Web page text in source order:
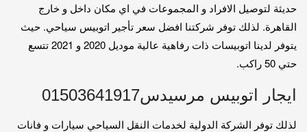
حديثة لتوصيل الافراد و المجموعات في اي مكان داخل و خارج
القاهرة. لذلك توفر شركتنا افضل سعر تأجير اتوبيس سياحي. حيث
يتوفر لدينا اتوبيسات ذات رفاهية عالية موديل 2020 و 2021 تتسع
حتي 50 راكب.
ايجار اتوبيس مرسيدس01503641917
لذلك توفر الشركة الدولية لخدمات النقل السياحي سيارات و فانات